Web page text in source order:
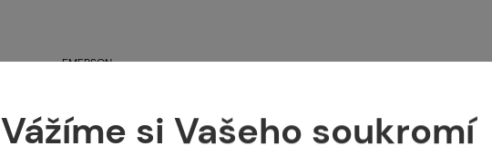
EMERSON
CONQUER
Taktická košile typu G3M, M -
Vážíme si Vašeho soukromí